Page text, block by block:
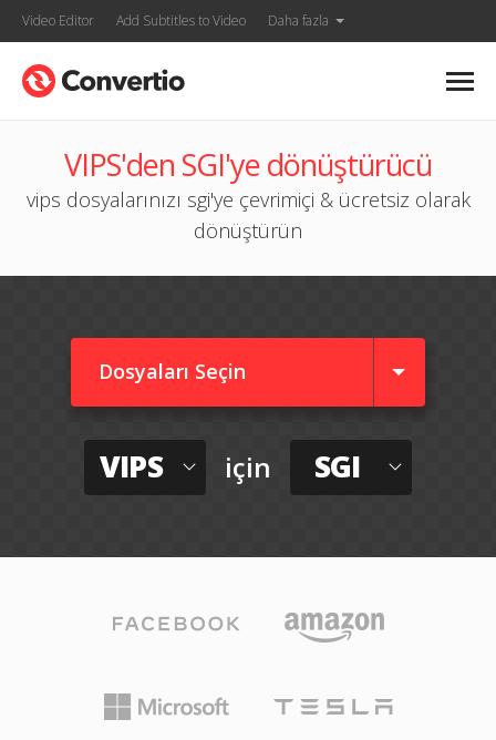
Video Editor Add Subtitles to Video Daha fazla
VIPS'den SGI'ye dönüştürücü
vips dosyalarınızı sgi'ye çevrimiçi & ücretsiz olarak
dönüştürün
Dosyaları Seçin
VIPS için SGI